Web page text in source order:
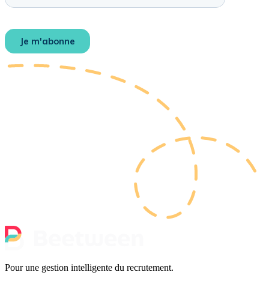
Pour une gestion intelligente du recrutement.